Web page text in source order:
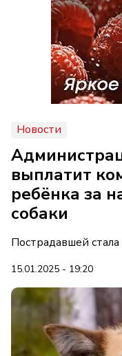
Новости
выплатит
ребёнка за
собаки
Пострадавшей
15.01.2025 - 19:20